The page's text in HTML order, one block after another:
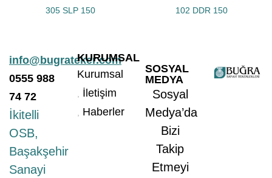
305 SLP 150 102 DDR 150
info@bugrateker.com
0555 988
74 72
İkitelli
OSB,
Başakşehir
Sanayi
KURUMSAL
Kurumsal
İletişim
Haberler
SOSYAL
MEDYA
Sosyal
Medya’da
Bizi
Takip
Etmeyi